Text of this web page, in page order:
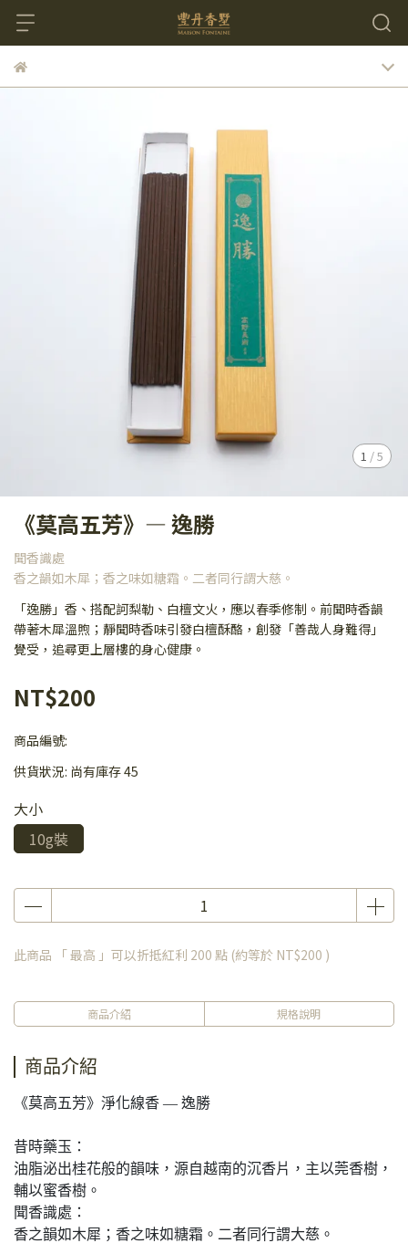
1 /5
《莫高五芳》— 逸勝
聞香識處
香之韻如木犀；香之味如糖霜。二者同行謂大慈。
「逸勝」香、搭配訶梨勒、白檀文火，應以春季修制。前聞時香韻
帶著木犀溫煦；靜聞時香味引發白檀酥酪，創發「善哉人身難得」
覺受，追尋更上層樓的身心健康。
NT$200
商品編號:
供貨狀況: 尚有庫存 45
大小
10g裝
此商品 「 最高 」可以折抵紅利 200 點 (約等於 NT$200 )
商品介紹 規格說明
商品介紹
《莫高五芳》淨化線香 — 逸勝
昔時藥玉：
油脂泌出桂花般的韻味，源自越南的沉香片，主以莞香樹，
輔以蜜香樹。
聞香識處：
香之韻如木犀；香之味如糖霜。二者同行謂大慈。